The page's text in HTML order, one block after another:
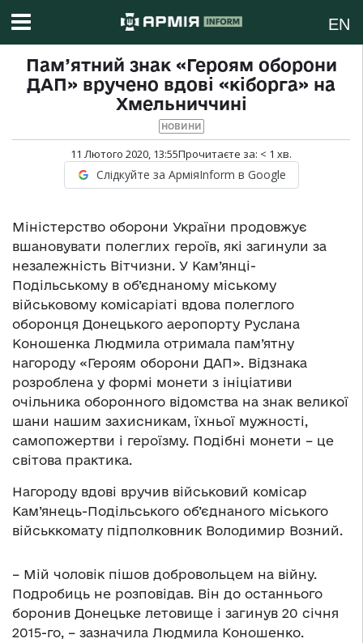
EN
Пам’ятний знак «Героям оборони
ДАП» вручено вдові «кіборга» на
Хмельниччині
НОВИНИ
11 Лютого 2020, 13:55Прочитаєте за: < 1 хв.
Слідкуйте за АрміяInform в Google
Міністерство оборони України продовжує
вшановувати полеглих героїв, які загинули за
незалежність Вітчизни. У Кам’янці-
Подільському в об’єднаному міському
військовому комісаріаті вдова полеглого
оборонця Донецького аеропорту Руслана
Коношенка Людмила отримала пам’ятну
нагороду «Героям оборони ДАП». Відзнака
розроблена у формі монети з ініціативи
очільника оборонного відомства на знак великої
шани нашим захисникам, їхньої мужності,
самопожертви і героїзму. Подібні монети – це
світова практика.
Нагороду вдові вручив військовий комісар
Кам’янець-Подільського об’єднаного міського
військкомату підполковник Володимир Возний.
– Мій чоловік пішов добровольцем на війну.
Подробиць не розповідав. Він до останнього
боронив Донецьке летовище і загинув 20 січня
2015-го, – зазначила Людмила Коношенко.